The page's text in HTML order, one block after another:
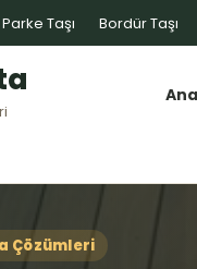
Parke Taşı Bordür Taşı